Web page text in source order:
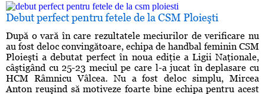
Debut perfect pentru fetele de la CSM Ploieşti
După o vară în care rezultatele meciurilor de verificare nu
au fost deloc convingătoare, echipa de handbal feminin CSM
Ploieşti a debutat perfect în noua ediţie a Ligii Naţionale,
câştigând cu 25-23 meciul pe care l-a jucat în deplasare cu
HCM Râmnicu Vâlcea. Nu a fost deloc simplu, Mircea
Anton reuşind să motiveze foarte bine echipa pentru acest